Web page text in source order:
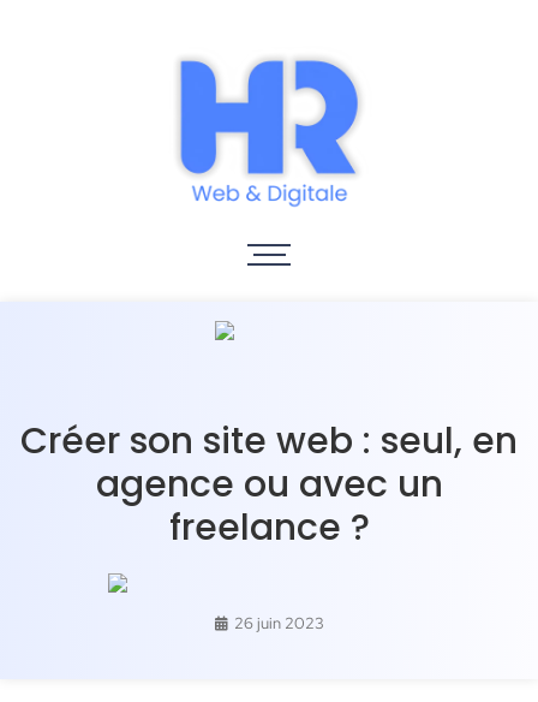
Créer son site web : seul, en
agence ou avec un
freelance ?
26 juin 2023